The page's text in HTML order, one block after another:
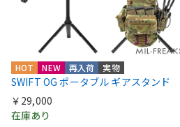
HOT NEW 再入荷 実物
SWIFT OG ポータブル ギアスタンド
￥29,000
在庫あり